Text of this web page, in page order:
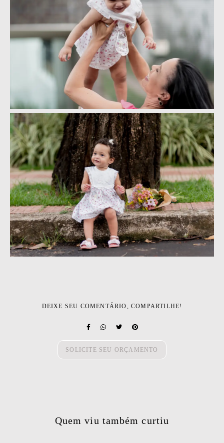
DEIXE SEU COMENTÁRIO, COMPARTILHE!
SOLICITE SEU ORÇAMENTO
Quem viu também curtiu